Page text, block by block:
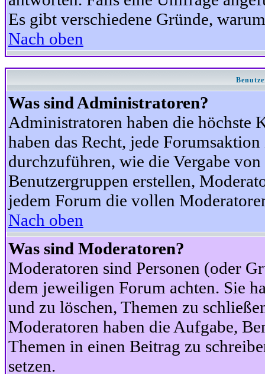
Es gibt verschiedene Gründe,
Nach oben
Was sind Administratoren?
Administratoren haben die höchste
haben das Recht, jede
durchzuführen, wie die Vergabe
Benutzergruppen erstellen,
jedem Forum die vollen
Nach oben
Was sind Moderatoren?
Moderatoren sind Personen (oder
dem jeweiligen Forum achten. Sie
und zu löschen, Themen zu
Moderatoren haben die Aufgabe,
Themen in einen Beitrag zu
setzen.